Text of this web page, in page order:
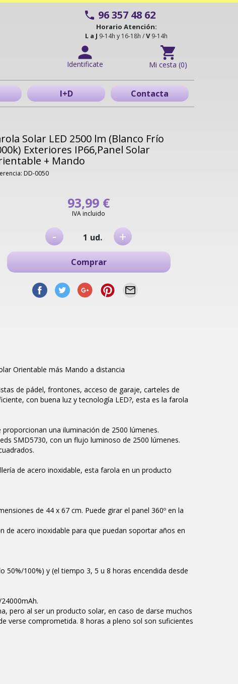
96 357 48 62
Horario Atención:
L a J 9-14h y 16-18h /V9-14h
Identificate Mi cesta (0)
I+D Contacta
Solar LED 2500 lm (Blanco Frío
Exteriores IP66,Panel Solar
+ Mando
DD-0050
93,99 €
IVA incluido
- ud. +
Comprar
Orientable más Mando a distancia
de pádel, frontones, acceso de garaje, carteles de
con buena luz y tecnología LED?, esta es la farola
una iluminación de 2500 lúmenes.
SMD5730, con un flujo luminoso de 2500 lúmenes.
de acero inoxidable, esta farola en un producto
de 44 x 67 cm. Puede girar el panel 360º en la
acero inoxidable para que puedan soportar años en
50%/100%) y (el tiempo 3, 5 u 8 horas encendida desde
pero al ser un producto solar, en caso de darse muchos
verse comprometida. 8 horas a pleno sol son suficientes